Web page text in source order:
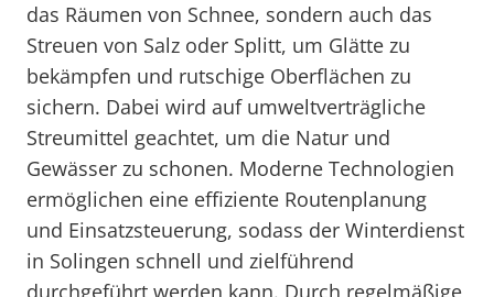
das Räumen von Schnee, sondern auch das
Streuen von Salz oder Splitt, um Glätte zu
bekämpfen und rutschige Oberflächen zu
sichern. Dabei wird auf umweltverträgliche
Streumittel geachtet, um die Natur und
Gewässer zu schonen. Moderne Technologien
ermöglichen eine effiziente Routenplanung
und Einsatzsteuerung, sodass der Winterdienst
in Solingen schnell und zielführend
durchgeführt werden kann. Durch regelmäßige